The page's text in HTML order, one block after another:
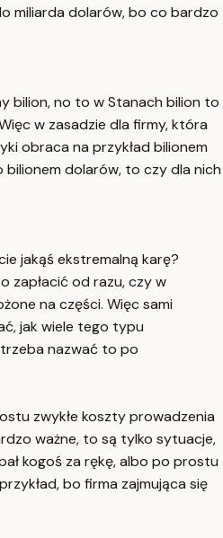
miliarda dolarów, bo co bardzo
bilion, no to w Stanach bilion to
w zasadzie dla firmy, która
obraca na przykład bilionem
bilionem dolarów, to czy dla nich
jakąś ekstremalną karę?
zapłacić od razu, czy w
na części. Więc sami
jak wiele tego typu
nazwać to po
zwykłe koszty prowadzenia
ważne, to są tylko sytuacje,
kogoś za rękę, albo po prostu
bo firma zajmująca się